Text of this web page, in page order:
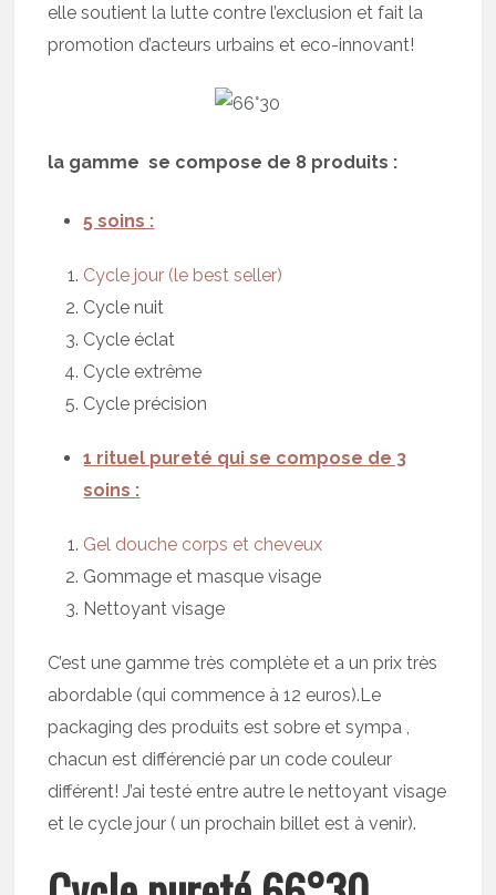
elle soutient la lutte contre l’exclusion et fait la
promotion d’acteurs urbains et eco-innovant!
la gamme se compose de 8 produits :
5 soins :
Cycle jour (le best seller)
Cycle nuit
Cycle éclat
Cycle extrême
Cycle précision
1 rituel pureté qui se compose de 3
soins :
Gel douche corps et cheveux
Gommage et masque visage
Nettoyant visage
C’est une gamme très complète et a un prix très
abordable (qui commence à 12 euros).Le
packaging des produits est sobre et sympa ,
chacun est différencié par un code couleur
différent! J’ai testé entre autre le nettoyant visage
et le cycle jour ( un prochain billet est à venir).